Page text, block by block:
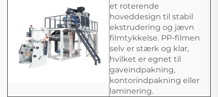
et roterende
hoveddesign til stabil
ekstrudering og jævn
filmtykkelse. PP-filmen
selv er stærk og klar,
hvilket er egnet til
gaveindpakning,
kontorindpakning eller
laminering.